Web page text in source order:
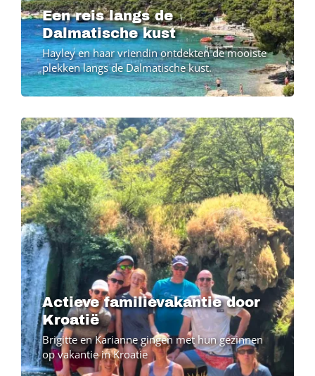
Een reis langs de
Dalmatische kust
Hayley en haar vriendin ontdekten de mooiste
plekken langs de Dalmatische kust.
Image
Actieve familievakantie door
Kroatië
Brigitte en Karianne gingen met hun gezinnen
op vakantie in Kroatië